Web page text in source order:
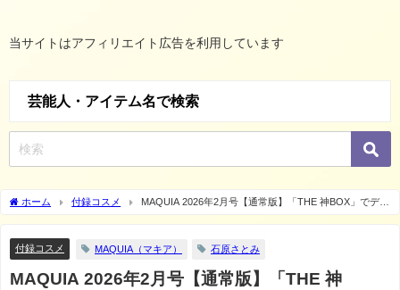
当サイトはアフィリエイト広告を利用しています
芸能人・アイテム名で検索
ホーム 付録コスメ
MAQUIA 2026年2月号【通常版】「THE 神BOX」でデパ
コスを試す！エリクシール約1週間分・アルビオンエクシアほか、豪華すぎる全内容レ
付録コスメ
MAQUIA（マキア） 石原さとみ
MAQUIA 2026年2月号【通常版】「THE 神